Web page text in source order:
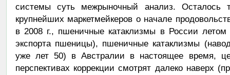
системы суть межрыночный анализ. Осталось
крупнейших маркетмейкеров о начале
в 2008 г., пшеничные катаклизмы в России летом
экспорта пшеницы), пшеничные катаклизмы
уже лет 50) в Австралии в настоящее время,
перспективах коррекции смотрят далеко наверх